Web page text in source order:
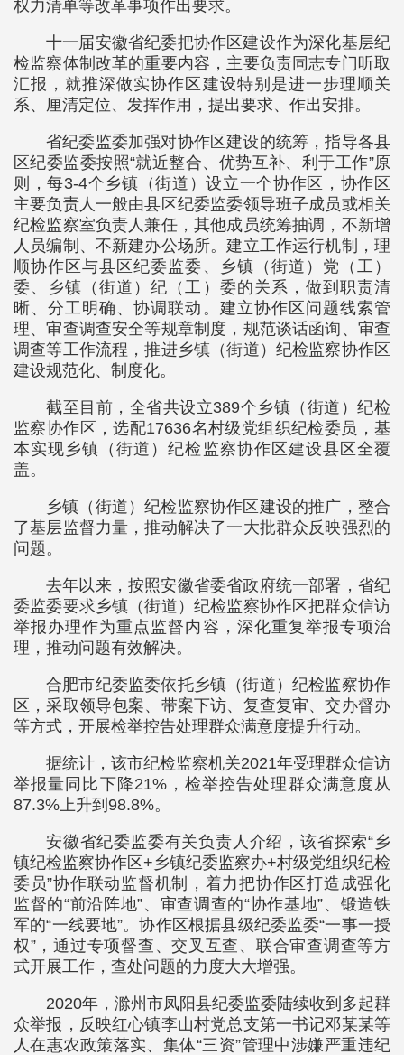
权力清单等改革事项作出要求。
十一届安徽省纪委把协作区建设作为深化基层纪
检监察体制改革的重要内容，主要负责同志专门听取
汇报，就推深做实协作区建设特别是进一步理顺关
系、厘清定位、发挥作用，提出要求、作出安排。
省纪委监委加强对协作区建设的统筹，指导各县
区纪委监委按照“就近整合、优势互补、利于工作”原
则，每3-4个乡镇（街道）设立一个协作区，协作区
主要负责人一般由县区纪委监委领导班子成员或相关
纪检监察室负责人兼任，其他成员统筹抽调，不新增
人员编制、不新建办公场所。建立工作运行机制，理
顺协作区与县区纪委监委、乡镇（街道）党（工）
委、乡镇（街道）纪（工）委的关系，做到职责清
晰、分工明确、协调联动。建立协作区问题线索管
理、审查调查安全等规章制度，规范谈话函询、审查
调查等工作流程，推进乡镇（街道）纪检监察协作区
建设规范化、制度化。
截至目前，全省共设立389个乡镇（街道）纪检
监察协作区，选配17636名村级党组织纪检委员，基
本实现乡镇（街道）纪检监察协作区建设县区全覆
盖。
乡镇（街道）纪检监察协作区建设的推广，整合
了基层监督力量，推动解决了一大批群众反映强烈的
问题。
去年以来，按照安徽省委省政府统一部署，省纪
委监委要求乡镇（街道）纪检监察协作区把群众信访
举报办理作为重点监督内容，深化重复举报专项治
理，推动问题有效解决。
合肥市纪委监委依托乡镇（街道）纪检监察协作
区，采取领导包案、带案下访、复查复审、交办督办
等方式，开展检举控告处理群众满意度提升行动。
据统计，该市纪检监察机关2021年受理群众信访
举报量同比下降21%，检举控告处理群众满意度从
87.3%上升到98.8%。
安徽省纪委监委有关负责人介绍，该省探索“乡
镇纪检监察协作区+乡镇纪委监察办+村级党组织纪检
委员”协作联动监督机制，着力把协作区打造成强化
监督的“前沿阵地”、审查调查的“协作基地”、锻造铁
军的“一线要地”。协作区根据县级纪委监委“一事一授
权”，通过专项督查、交叉互查、联合审查调查等方
式开展工作，查处问题的力度大大增强。
2020年，滁州市凤阳县纪委监委陆续收到多起群
众举报，反映红心镇李山村党总支第一书记邓某某等
人在惠农政策落实、集体“三资”管理中涉嫌严重违纪